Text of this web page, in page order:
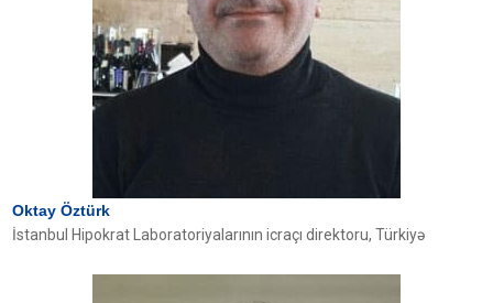
Oktay Öztürk
İstanbul Hipokrat Laboratoriyalarının icraçı direktoru, Türkiyə